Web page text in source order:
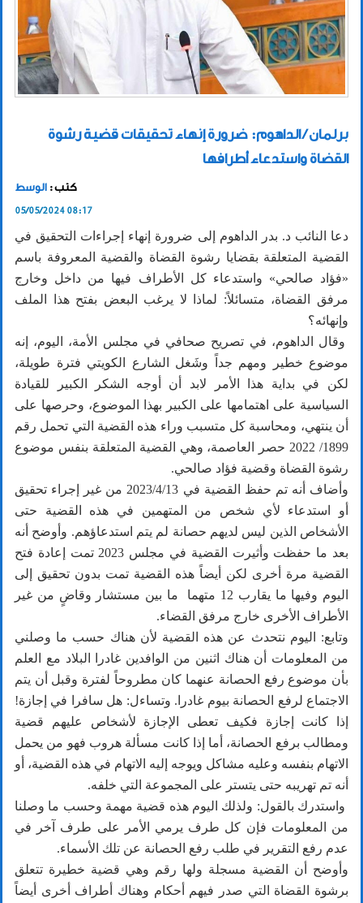
برلمان / الداهوم: ضرورة إنهاء تحقيقات قضية رشوة
القضاة واستدعاء أطرافها
كتب : الوسط
05/05/2024 08:17
دعا النائب د. بدر الداهوم إلى ضرورة إنهاء إجراءات التحقيق في
القضية المتعلقة بقضايا رشوة القضاة والقضية المعروفة باسم
«فؤاد صالحي» واستدعاء كل الأطراف فيها من داخل وخارج
مرفق القضاة، متسائلاً: لماذا لا يرغب البعض بفتح هذا الملف
وإنهائه؟
وقال الداهوم، في تصريح صحافي في مجلس الأمة، اليوم، إنه
موضوع خطير ومهم جداً وشَغل الشارع الكويتي فترة طويلة،
لكن في بداية هذا الأمر لابد أن أوجه الشكر الكبير للقيادة
السياسية على اهتمامها على الكبير بهذا الموضوع، وحرصها على
أن ينتهي، ومحاسبة كل متسبب وراء هذه القضية التي تحمل رقم
1899‏/ 2022 حصر العاصمة، وهي القضية المتعلقة بنفس موضوع
رشوة القضاة وقضية فؤاد صالحي.
وأضاف أنه تم حفظ القضية في 13‏/4‏/2023 من غير إجراء تحقيق
أو استدعاء لأي شخص من المتهمين في هذه القضية حتى
الأشخاص الذين ليس لديهم حصانة لم يتم استدعاؤهم. وأوضح أنه
بعد ما حفظت وأثيرت القضية في مجلس 2023 تمت إعادة فتح
القضية مرة أخرى لكن أيضاً هذه القضية تمت بدون تحقيق إلى
اليوم وفيها ما يقارب 12 متهما ما بين مستشار وقاضٍ من غير
الأطراف الأخرى خارج مرفق القضاء.
وتابع: اليوم نتحدث عن هذه القضية لأن هناك حسب ما وصلني
من المعلومات أن هناك اثنين من الوافدين غادرا البلاد مع العلم
بأن موضوع رفع الحصانة عنهما كان مطروحاً لفترة وقبل أن يتم
الاجتماع لرفع الحصانة بيوم غادرا. وتساءل: هل سافرا في إجازة!
إذا كانت إجازة فكيف تعطى الإجازة لأشخاص عليهم قضية
ومطالب برفع الحصانة، أما إذا كانت مسألة هروب فهو من يحمل
الاتهام بنفسه وعليه مشاكل ويوجه إليه الاتهام في هذه القضية، أو
أنه تم تهريبه حتى يتستر على المجموعة التي خلفه.
واستدرك بالقول: ولذلك اليوم هذه قضية مهمة وحسب ما وصلنا
من المعلومات فإن كل طرف يرمي الأمر على طرف آخر في
عدم رفع التقرير في طلب رفع الحصانة عن تلك الأسماء.
وأوضح أن القضية مسجلة ولها رقم وهي قضية خطيرة تتعلق
برشوة القضاة التي صدر فيهم أحكام وهناك أطراف أخرى أيضاً